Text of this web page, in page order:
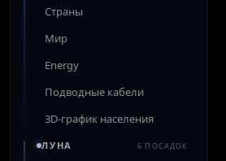
Страны
Мир
Energy
Подводные кабели
3D-график населения
ЛУНА 6 ПОСАДОК